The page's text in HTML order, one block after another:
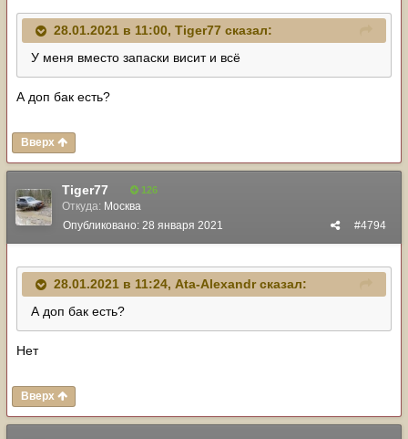
28.01.2021 в 11:00, Tiger77 сказал:
У меня вместо запаски висит и всё
А доп бак есть?
Вверх
Tiger77 126
Откуда: Москва
#4794
Опубликовано: 28 января 2021
28.01.2021 в 11:24, Ata-Alexandrсказал:
А доп бак есть?
Нет
Вверх